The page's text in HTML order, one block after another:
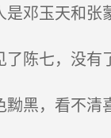
邓玉天和张
陈七，没有
黑，看不清